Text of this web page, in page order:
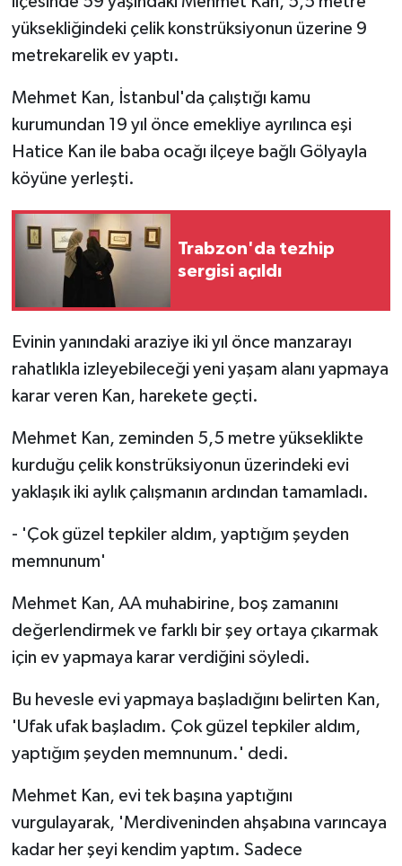
yüksekliğindeki çelik konstrüksiyonun üzerine 9
metrekarelik ev yaptı.
Mehmet Kan, İstanbul'da çalıştığı kamu
kurumundan 19 yıl önce emekliye ayrılınca eşi
Hatice Kan ile baba ocağı ilçeye bağlı Gölyayla
köyüne yerleşti.
Trabzon'da tezhip
sergisi açıldı
Evinin yanındaki araziye iki yıl önce manzarayı
rahatlıkla izleyebileceği yeni yaşam alanı yapmaya
karar veren Kan, harekete geçti.
Mehmet Kan, zeminden 5,5 metre yükseklikte
kurduğu çelik konstrüksiyonun üzerindeki evi
yaklaşık iki aylık çalışmanın ardından tamamladı.
- 'Çok güzel tepkiler aldım, yaptığım şeyden
memnunum'
Mehmet Kan, AA muhabirine, boş zamanını
değerlendirmek ve farklı bir şey ortaya çıkarmak
için ev yapmaya karar verdiğini söyledi.
Bu hevesle evi yapmaya başladığını belirten Kan,
'Ufak ufak başladım. Çok güzel tepkiler aldım,
yaptığım şeyden memnunum.' dedi.
Mehmet Kan, evi tek başına yaptığını
vurgulayarak, 'Merdiveninden ahşabına varıncaya
kadar her şeyi kendim yaptım. Sadece